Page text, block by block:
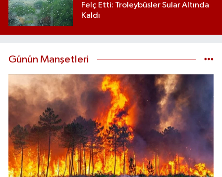
Felç Etti: Troleybüsler Sular Altında
Kaldı
Günün Manşetleri